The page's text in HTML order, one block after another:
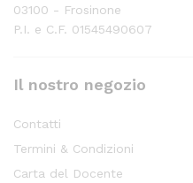
03100 - Frosinone
P.I. e C.F. 01545490607
Il nostro negozio
Contatti
Termini & Condizioni
Carta del Docente